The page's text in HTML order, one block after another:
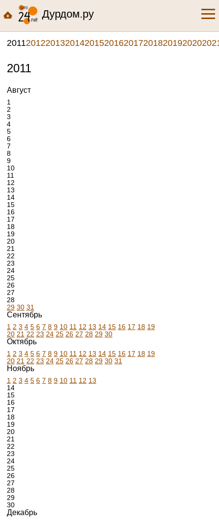
Дурдом.ру
2011201220132014201520162017201820192020
2011
Август
1
2
3
4
5
6
7
8
9
10
11
12
13
14
15
16
17
18
19
20
21
22
23
24
25
26
27
28
29 30 31
Сентябрь
1 2 3 4 5 6 7 8 9 10 11 12 13 14 15 16 17 18 19
20 21 22 23 24 25 26 27 28 29 30
Октябрь
1 2 3 4 5 6 7 8 9 10 11 12 13 14 15 16 17 18 19
20 21 22 23 24 25 26 27 28 29 30 31
Ноябрь
1 2 3 4 5 6 7 8 9 10 11 12 13
14
15
16
17
18
19
20
21
22
23
24
25
26
27
28
29
30
Декабрь